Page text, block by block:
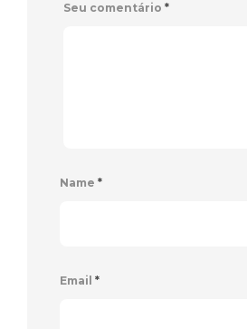
Seu comentário *
Name *
Email *